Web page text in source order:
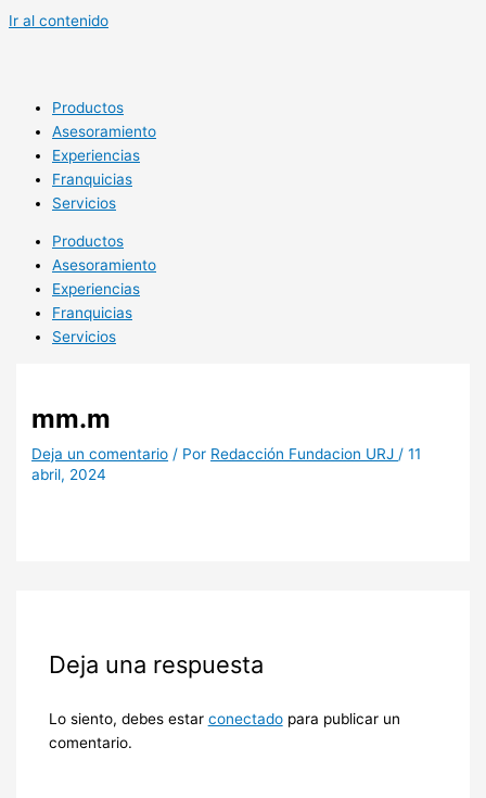
Ir al contenido
Productos
Asesoramiento
Experiencias
Franquicias
Servicios
Productos
Asesoramiento
Experiencias
Franquicias
Servicios
mm.m
Deja un comentario / Por Redacción Fundacion URJ /11
abril, 2024
Deja una respuesta
Lo siento, debes estar conectadopara publicar un
comentario.